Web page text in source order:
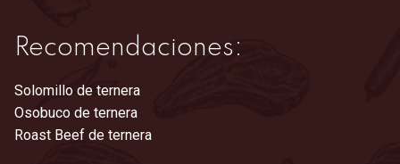
Recomendaciones:
Solomillo de ternera
Osobuco de ternera
Roast Beef de ternera